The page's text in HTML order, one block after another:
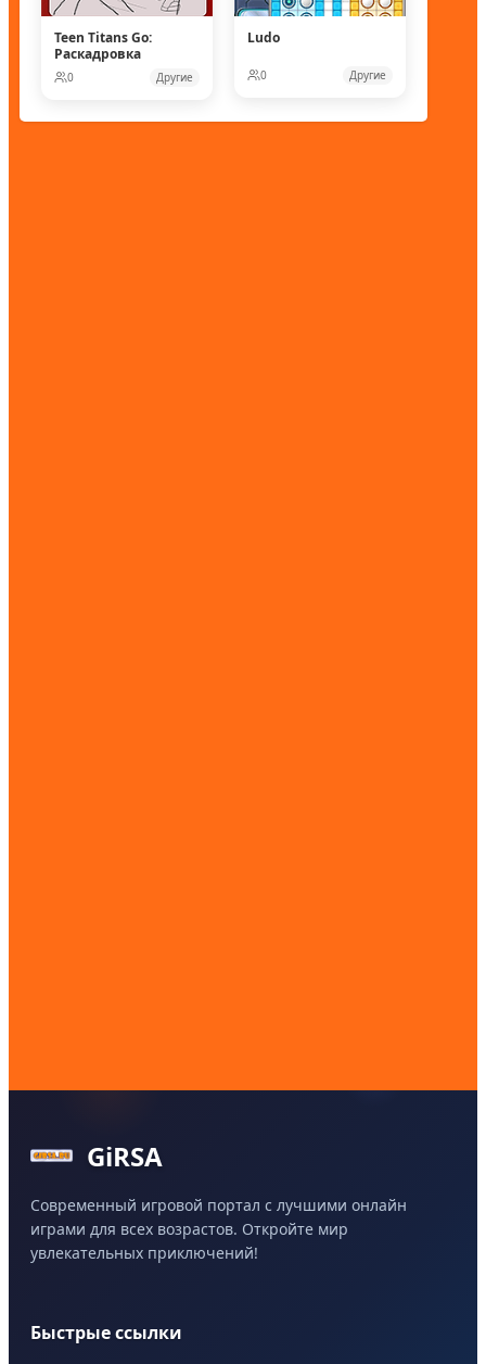
Teen Titans Go:
Раскадровка
0 Другие
Ludo
0 Другие
GiRSA
Современный игровой портал с лучшими онлайн
играми для всех возрастов. Откройте мир
увлекательных приключений!
Быстрые ссылки